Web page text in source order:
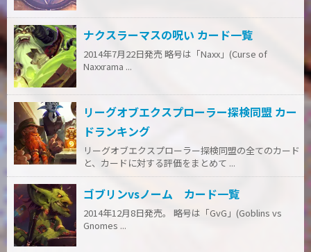
ナクスラーマスの呪い カード一覧
2014年7月22日発売 略号は「Naxx」(Curse of
Naxxrama ...
リーグオブエクスプローラー探検同盟 カー
ドランキング
リーグオブエクスプローラー探検同盟の全てのカード
と、カードに対する評価をまとめて ...
ゴブリンvsノーム カード一覧
2014年12月8日発売。 略号は「GvG」(Goblins vs
Gnomes ...